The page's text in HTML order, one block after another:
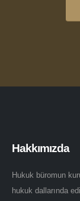
Hakkımızda
Hukuk büromun
hukuk dallarında